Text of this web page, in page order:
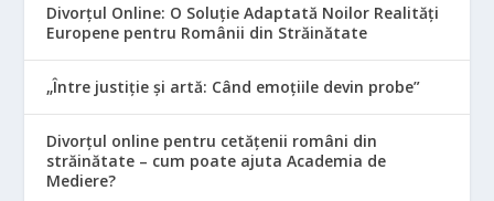
Divorțul Online: O Soluție Adaptată Noilor Realități
Europene pentru Românii din Străinătate
„Între justiție și artă: Când emoțiile devin probe”
Divorțul online pentru cetățenii români din
străinătate – cum poate ajuta Academia de
Mediere?